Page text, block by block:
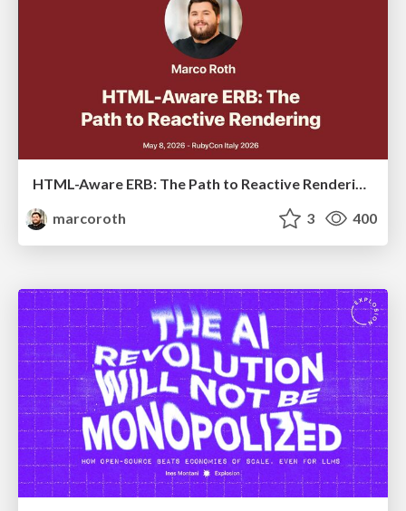
HTML-Aware ERB: The Path to Reactive Rendering @ RubyCon 2026, Rimini, Italy
marcoroth
3 400